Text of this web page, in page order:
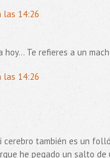
las 14:26
hoy... Te refieres a un
las 14:26
cerebro también es un
he pegado un salto